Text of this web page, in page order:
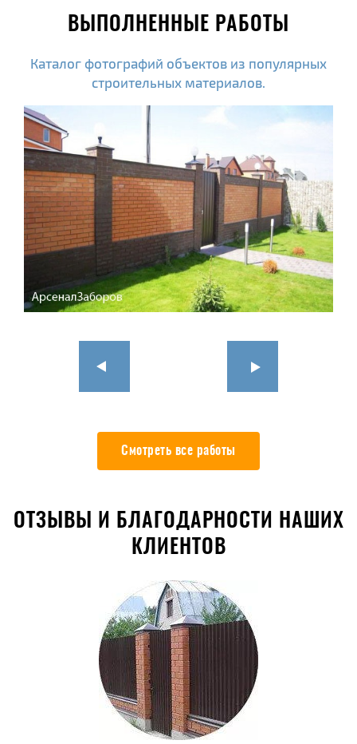
ВЫПОЛНЕННЫЕ РАБОТЫ
Каталог фотографий объектов из популярных
строительных материалов.
Смотреть все работы
ОТЗЫВЫ И БЛАГОДАРНОСТИ НАШИХ
КЛИЕНТОВ